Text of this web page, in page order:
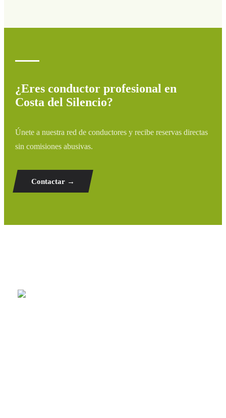
¿Eres conductor profesional en
Costa del Silencio?
Únete a nuestra red de conductores y recibe reservas directas
sin comisiones abusivas.
Contactar →